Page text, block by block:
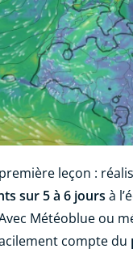
leçon :
sur 5 à 6 jours à
Météoblue ou
compte du